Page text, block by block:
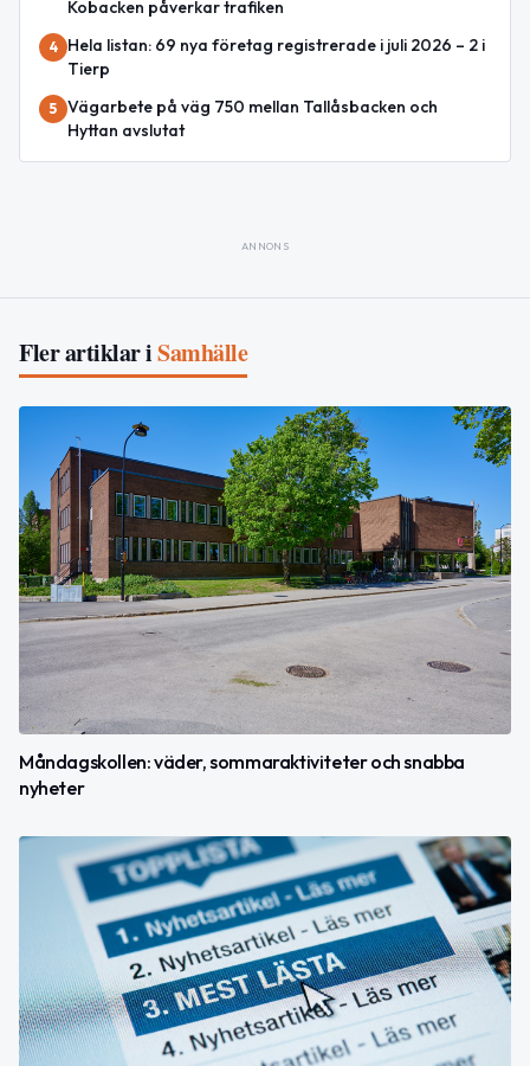
Kobacken påverkar trafiken
4
Hela listan: 69 nya företag registrerade i juli 2026 – 2 i
Tierp
5 Vägarbete på väg 750 mellan Tallåsbacken och
Hyttan avslutat
ANNONS
Fler artiklar iSamhälle
Måndagskollen: väder, sommaraktiviteter och snabba
nyheter